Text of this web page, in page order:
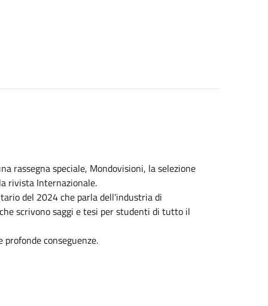
rassegna speciale, Mondovisioni, la selezione
rivista Internazionale.
del 2024 che parla dell'industria di
scrivono saggi e tesi per studenti di tutto il
conseguenze.